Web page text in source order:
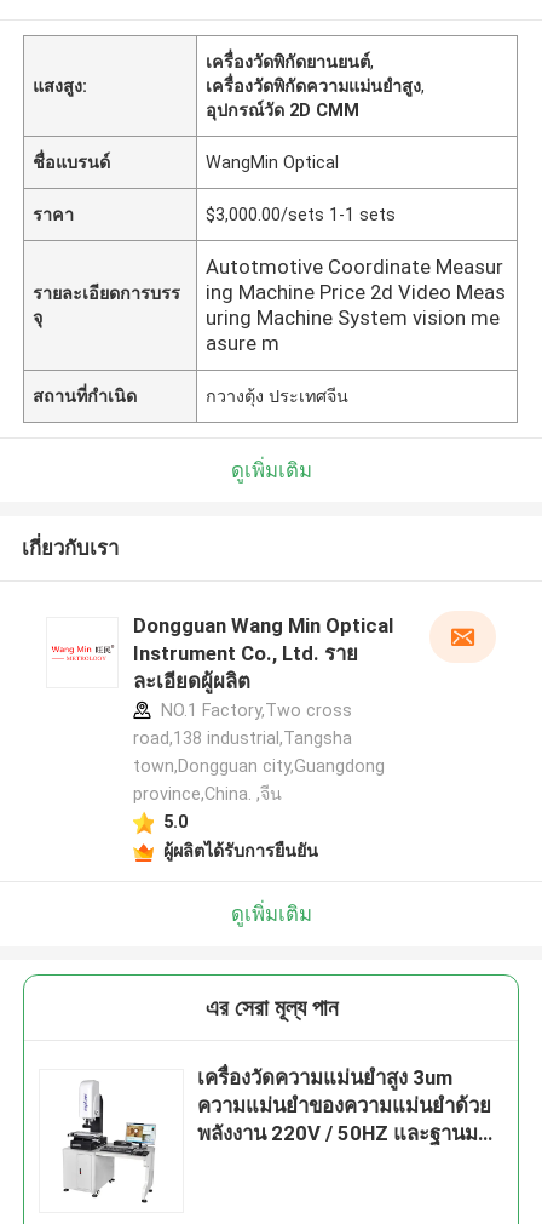
แสงสูง:
เครื่องวัดพิกัดยานยนต์,
เครื่องวัดพิกัดความแม่นยำสูง,
อุปกรณ์วัด 2D CMM
ชื่อแบรนด์ WangMin Optical
ราคา $3,000.00/sets 1-1 sets
รายละเอียดการบรร
จุ
Autotmotive Coordinate Measur
ing Machine Price 2d Video Meas
uring Machine System vision me
asure m
สถานที่กำเนิด กวางตุ้ง ประเทศจีน
ดูเพิ่มเติม
เกี่ยวกับเรา
Dongguan Wang Min Optical
Instrument Co., Ltd. ราย
ละเอียดผู้ผลิต
NO.1 Factory,Two cross
road,138 industrial,Tangsha
town,Dongguan city,Guangdong
province,China. ,จีน
5.0
ผู้ผลิตได้รับการยืนยัน
ดูเพิ่มเติม
এর সেরা মূল্য পান
เครื่องวัดความแม่นยําสูง 3um
ความแม่นยําของความแม่นยําด้วย
พลังงาน 220V / 50HZ และฐานมาร์